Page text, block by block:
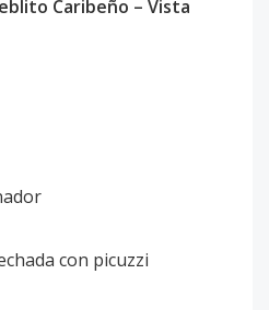
Caribeño – Vista
con picuzzi